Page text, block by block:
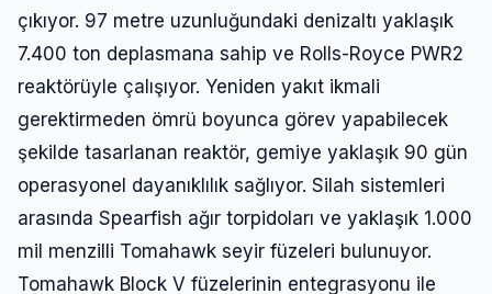
çıkıyor. 97 metre uzunluğundaki denizaltı yaklaşık
7.400 ton deplasmana sahip ve Rolls-Royce PWR2
reaktörüyle çalışıyor. Yeniden yakıt ikmali
gerektirmeden ömrü boyunca görev yapabilecek
şekilde tasarlanan reaktör, gemiye yaklaşık 90 gün
operasyonel dayanıklılık sağlıyor. Silah sistemleri
arasında Spearfish ağır torpidoları ve yaklaşık 1.000
mil menzilli Tomahawk seyir füzeleri bulunuyor.
Tomahawk Block V füzelerinin entegrasyonu ile